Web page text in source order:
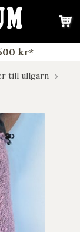
kr*
till ullgarn